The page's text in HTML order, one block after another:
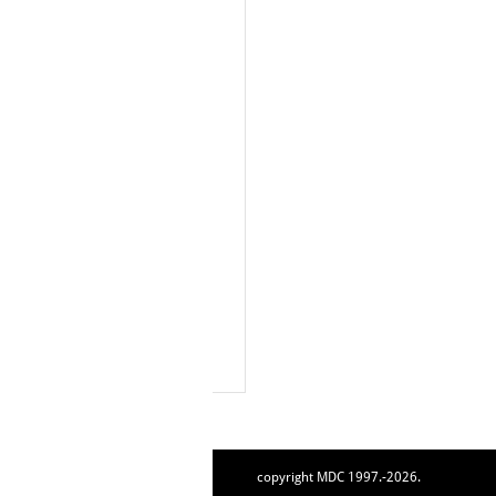
copyright MDC 1997.-2026.